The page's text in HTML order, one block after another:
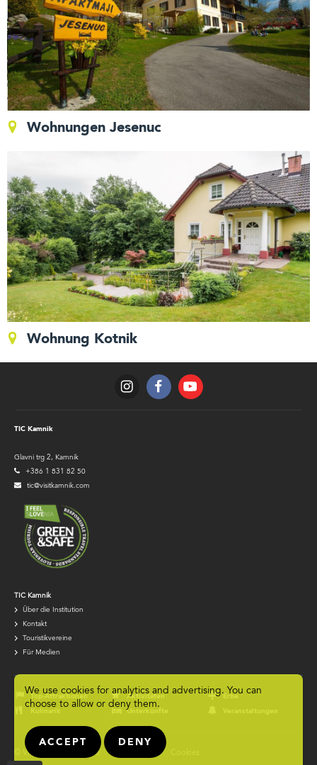
Wohnungen Jesenuc
Wohnung Kotnik
TIC Kamnik
Glavni trg 2, Kamnik
+386 1 831 82 50
tic@visitkamnik.com
TIC
navigation
TIC Kamnik
Über die Institution
Kontakt
Touristikvereine
Für Medien
Footer
navigation
Top-Attraktionen Aktivitäten Erbe
Kulinarik Unterkünfte Veranstaltungen
© VisitKamnik.com 2026 Footer
We use cookies for analytics and advertising. You can
choose to allow or deny them.
ACCEPT DENY